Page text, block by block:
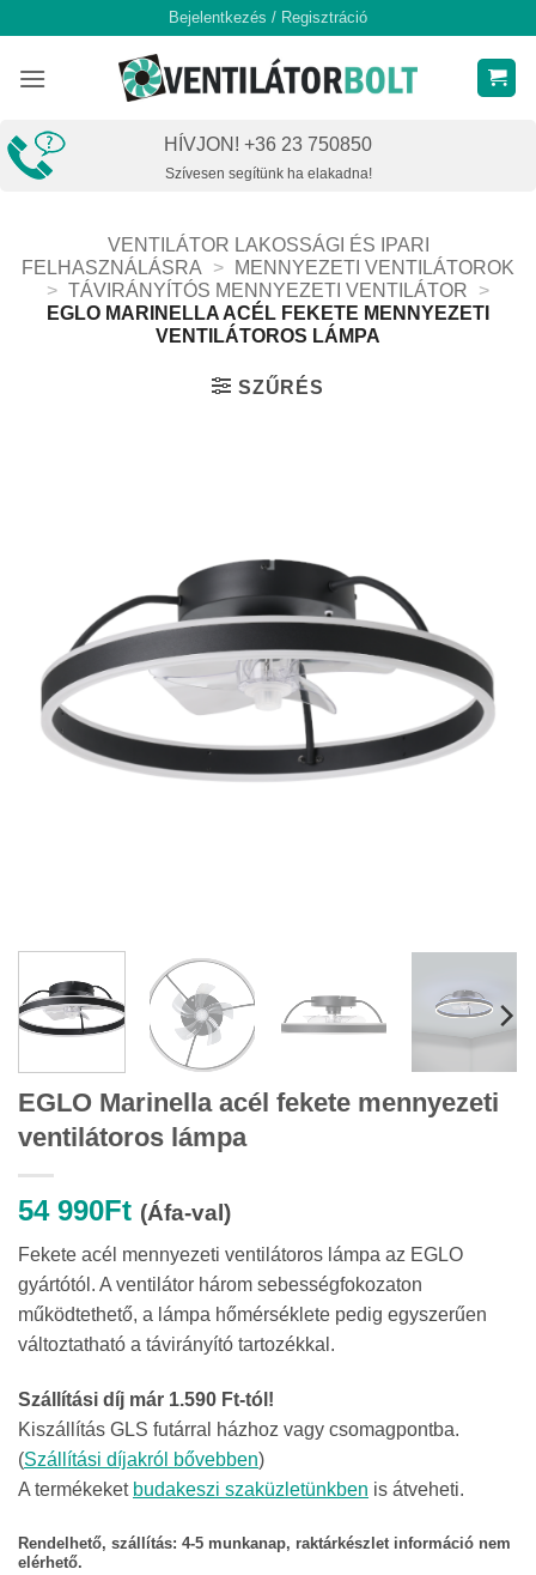
content
Bejelentkezés / Regisztráció
HÍVJON! +36 23 750850
Szívesen segítünk ha elakadna!
VENTILÁTOR LAKOSSÁGI ÉS IPARI
FELHASZNÁLÁSRA
>
MENNYEZETI VENTILÁTOROK
> TÁVIRÁNYÍTÓS MENNYEZETI VENTILÁTOR
>
EGLO MARINELLA ACÉL FEKETE MENNYEZETI
VENTILÁTOROS LÁMPA
SZŰRÉS
EGLO Marinella acél fekete mennyezeti
ventilátoros lámpa
54 990Ft (Áfa-val)
Fekete acél mennyezeti ventilátoros lámpa az EGLO
gyártótól. A ventilátor három sebességfokozaton
működtethető, a lámpa hőmérséklete pedig egyszerűen
változtatható a távirányító tartozékkal.
Szállítási díj már 1.590 Ft-tól!
Kiszállítás GLS futárral házhoz vagy csomagpontba.
(Szállítási díjakról bővebben)
A termékeket budakeszi szaküzletünkben is átveheti.
Rendelhető, szállítás: 4-5 munkanap, raktárkészlet információ nem
elérhető.